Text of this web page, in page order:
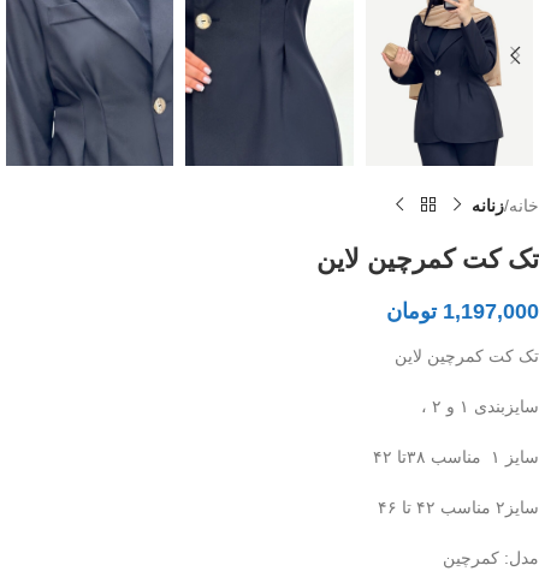
خانه زنانه
تک کت کمرچین لاین
1,197,000 تومان
تک کت کمرچین لاین
سایزبندی ۱ و ۲ ،
سایز ۱ مناسب ۳۸تا ۴۲
سایز۲ مناسب ۴۲ تا ۴۶
مدل: کمرچین